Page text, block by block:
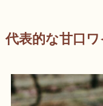
代表的な甘口